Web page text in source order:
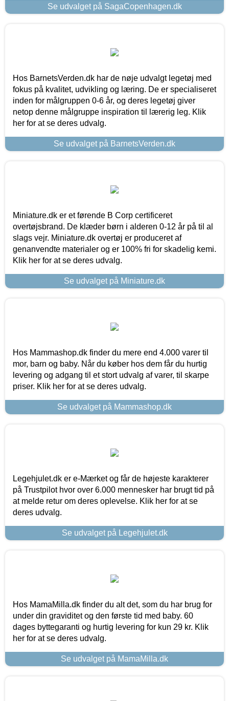
Se udvalget på SagaCopenhagen.dk
Hos BarnetsVerden.dk har de nøje udvalgt legetøj med
fokus på kvalitet, udvikling og læring. De er specialiseret
inden for målgruppen 0-6 år, og deres legetøj giver
netop denne målgruppe inspiration til lærerig leg. Klik
her for at se deres udvalg.
Se udvalget på BarnetsVerden.dk
Miniature.dk er et førende B Corp certificeret
overtøjsbrand. De klæder børn i alderen 0-12 år på til al
slags vejr. Miniature.dk overtøj er produceret af
genanvendte materialer og er 100% fri for skadelig kemi.
Klik her for at se deres udvalg.
Se udvalget på Miniature.dk
Hos Mammashop.dk finder du mere end 4.000 varer til
mor, barn og baby. Når du køber hos dem får du hurtig
levering og adgang til et stort udvalg af varer, til skarpe
priser. Klik her for at se deres udvalg.
Se udvalget på Mammashop.dk
Legehjulet.dk er e-Mærket og får de højeste karakterer
på Trustpilot hvor over 6.000 mennesker har brugt tid på
at melde retur om deres oplevelse. Klik her for at se
deres udvalg.
Se udvalget på Legehjulet.dk
Hos MamaMilla.dk finder du alt det, som du har brug for
under din graviditet og den første tid med baby. 60
dages byttegaranti og hurtig levering for kun 29 kr. Klik
her for at se deres udvalg.
Se udvalget på MamaMilla.dk